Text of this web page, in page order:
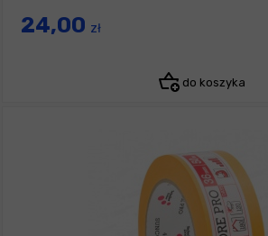
24,00 zł
do koszyka